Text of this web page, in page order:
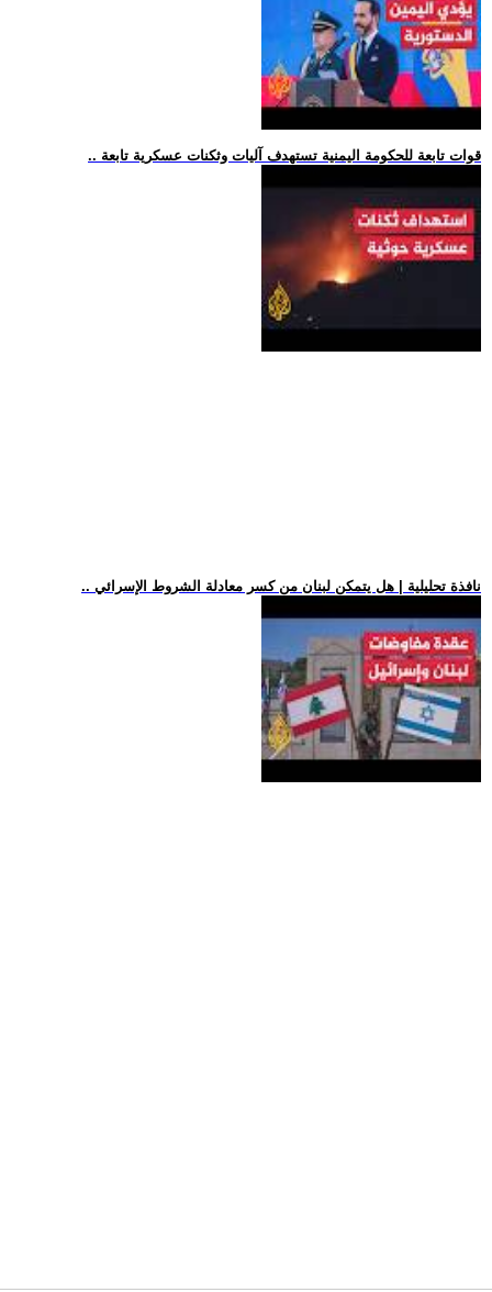
.. قوات تابعة للحكومة اليمنية تستهدف آليات وثكنات عسكرية تابعة
.. نافذة تحليلية | هل يتمكن لبنان من كسر معادلة الشروط الإسرائي